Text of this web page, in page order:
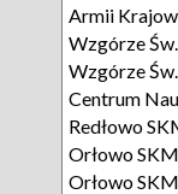
Armii
Wzgórze
Wzgórze
Centrum
Redłowo
Orłowo
Orłowo